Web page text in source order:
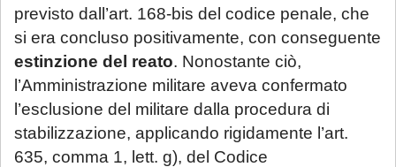
previsto dall’art. 168-bis del codice penale, che
si era concluso positivamente, con conseguente
estinzione del reato. Nonostante ciò,
l’Amministrazione militare aveva confermato
l’esclusione del militare dalla procedura di
stabilizzazione, applicando rigidamente l’art.
635, comma 1, lett. g), del Codice